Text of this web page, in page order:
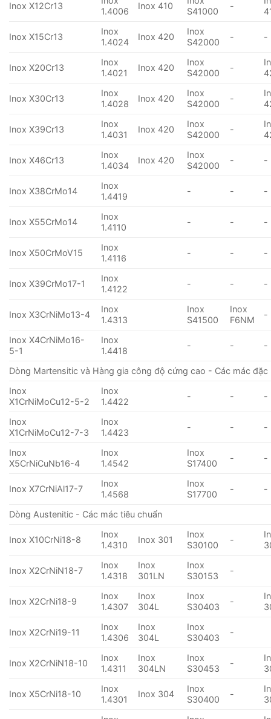
Inox X12Cr13
1.4006
Inox 410
S41000
-
Inox X15Cr13
Inox
1.4024
Inox 420
Inox
S42000
- -
Inox X20Cr13
Inox
1.4021
Inox 420
Inox
S42000
-
Inox X30Cr13
Inox
1.4028
Inox 420
Inox
S42000
-
Inox X39Cr13
Inox
1.4031
Inox 420
Inox
S42000
-
Inox X46Cr13
Inox
1.4034
Inox 420
Inox
S42000
- -
Inox X38CrMo14
Inox
1.4419
- - -
Inox X55CrMo14
Inox
1.4110
- - -
Inox X50CrMoV15
Inox
1.4116
- - -
Inox X39CrMo17-1
Inox
1.4122
- - -
Inox X3CrNiMo13-4
Inox
1.4313
Inox
S41500
Inox
F6NM
-
Inox X4CrNiMo16-
5-1
Inox
1.4418
- - -
Dòng Martensitic và Hàng gia công độ cứng cao - Các mác đặc
Inox
X1CrNiMoCu12-5-2
Inox
1.4422
- - -
Inox
X1CrNiMoCu12-7-3
Inox
1.4423
- - -
Inox
X5CrNiCuNb16-4
Inox
1.4542
Inox
S17400
- -
Inox X7CrNiAl17-7
Inox
1.4568
Inox
S17700
- -
Dòng Austenitic - Các mác tiêu chuẩn
Inox X10CrNi18-8
Inox
1.4310
Inox 301
Inox
S30100
-
Inox X2CrNiN18-7
Inox
1.4318
Inox
301LN
Inox
S30153
-
Inox X2CrNi18-9
Inox
1.4307
Inox
304L
Inox
S30403
-
Inox X2CrNi19-11
Inox
1.4306
Inox
304L
Inox
S30403
-
Inox X2CrNiN18-10
Inox
1.4311
Inox
304LN
Inox
S30453
-
Inox X5CrNi18-10
Inox
1.4301
Inox 304
Inox
S30400
-